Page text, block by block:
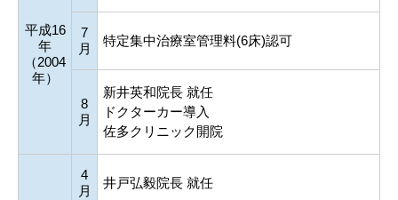
平成16
年
（2004
年）
7
月
特定集中治療室管理料(6床)認可
8
月
新井英和院長 就任
ドクターカー導入
佐多クリニック開院
4
月
井戸弘毅院長 就任